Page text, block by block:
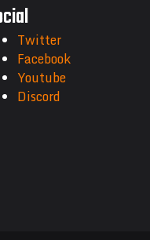
Twitter
Facebook
Youtube
Discord